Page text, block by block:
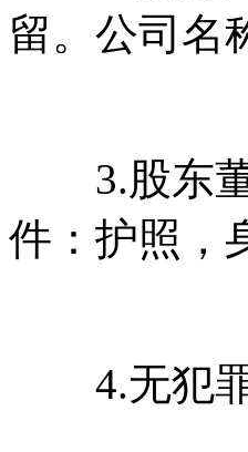
留。公司名
3.股东董
件：护照，
4.无犯罪